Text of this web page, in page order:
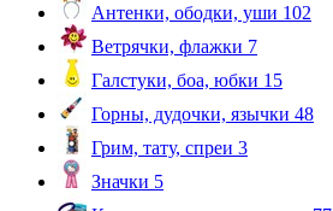
Антенки, ободки, уши 102
Ветрячки, флажки 7
Галстуки, боа, юбки 15
Горны, дудочки, язычки 48
Грим, тату, спреи 3
Значки 5